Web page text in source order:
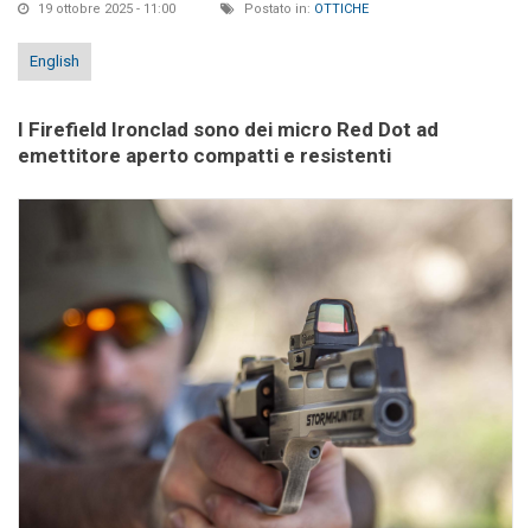
19 ottobre 2025 - 11:00 Postato in: OTTICHE
English
I Firefield Ironclad sono dei micro Red Dot ad
emettitore aperto compatti e resistenti